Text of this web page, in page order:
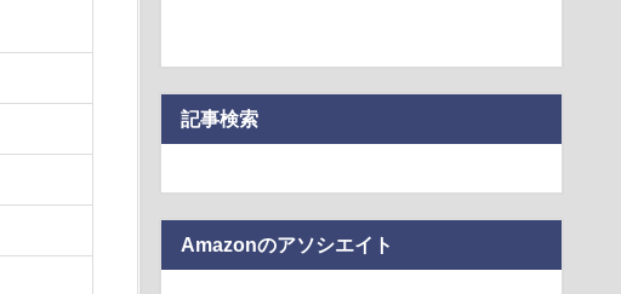
記事検索
Amazonのアソシエイト